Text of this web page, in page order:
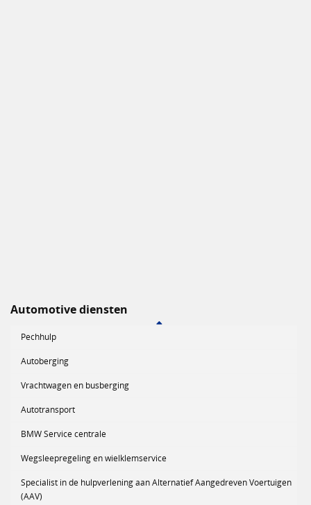
Automotive diensten
Pechhulp
Autoberging
Vrachtwagen en busberging
Autotransport
BMW Service centrale
Wegsleepregeling en wielklemservice
Specialist in de hulpverlening aan Alternatief Aangedreven Voertuigen
(AAV)